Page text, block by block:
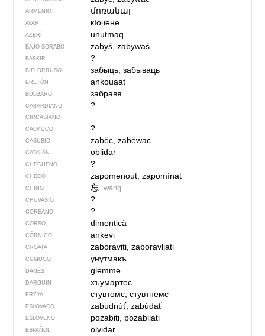
ARMENIO մոռանալ
AVAR кIочене
AZERÍ unutmaq
BAJO SORABO zabyś, zabywaś
BASKIR ?
BIELORRUSO забыць, забываць
BRETÓN ankouaat
BÚLGARO забравя
CABARDIANO-
CIRCASIANO
?
CALMUCO ?
CASUBIO zabëc, zabëwac
CATALÁN oblidar
CHECHENO ?
CHECO zapomenout, zapomínat
CHINO 忘 wàng
CHUVASIO ?
COREANO ?
CORSO dimenticà
CÓRNICO ankevi
CROATA zaboraviti, zaboravljati
CUMUCO унутмакъ
DANÉS glemme
DARGUIN хъумартес
ERZYA стувтомс, стувтнемс
ESLOVACO zabudnúť, zabúdať
ESLOVENO pozabiti, pozabljati
ESPAÑOL olvidar